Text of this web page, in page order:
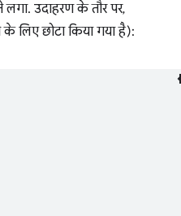
उदाहरण के तौर पर,
लिए छोटा किया गया है):